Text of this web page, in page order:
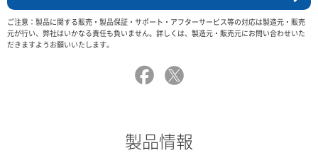
ご注意：製品に関する販売・製品保証・サポート・アフターサービス等の対応は製造元・販売
元が行い、弊社はいかなる責任も負いません。詳しくは、製造元・販売元にお問い合わせいた
だきますようお願いいたします。
製品情報